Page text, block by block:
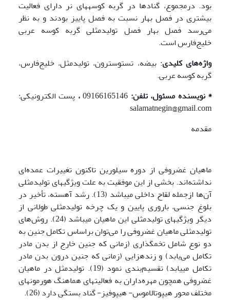
بود. درمجموع، گنادها در گربه کوسه­های نر دارای فعالیت
بیشتری در فصل بهار نسبت به فصل پاییز بودند و به نظر
می‌رسد فصل بهار فصل تولیدمثلی گربه کوسه عربی
خلیج‌فارس است.
واژه‌های کلیدی: بیضه، تستوسترون، تولیدمثل، خلیج‌فارس،
گربه کوسه عربی.
* نویسنده مسئول، تلفن: 09166165146، پست الکترونیکی:
salamatnegin@gmail.com
مقدمه
ماهیان غضروفی از دوره سیلورین تاکنون تغییرات عمده‌ای
نداشته‌اند. بخشی از این موفقیت به علت ویژگی­های تولیدمثلی
آن‌ها ازجمله لقاح داخلی می­باشد (13). رشد آهسته، تأخیر در
بلوغ جنسی، باروری پایین و یک چرخه تولیدمثلی طولانی از
دیگر ویژگی­های تولیدمثلی این ماهیان می­باشد (24). روش‌های
تولیدمثلی ماهیان غضروفی را می‌توان براساس تکامل جنین به
دو نوع شامل تخم­گذاری (زمانی که جنین خارج از بدن مادر
تکامل می‌یابد) و زنده­زایی (زمانی که جنین درون بدن مادر
تکامل می­یابد) تقسیم‌بندی نمود (19). تولیدمثل در ماهیان
غضروفی همچون مهره‌داران به فعالیت­های هماهنگ هورمون­های
مختلف محور هیپوتالاموس- هیپوفیز- گناد بستگی دارد (26).